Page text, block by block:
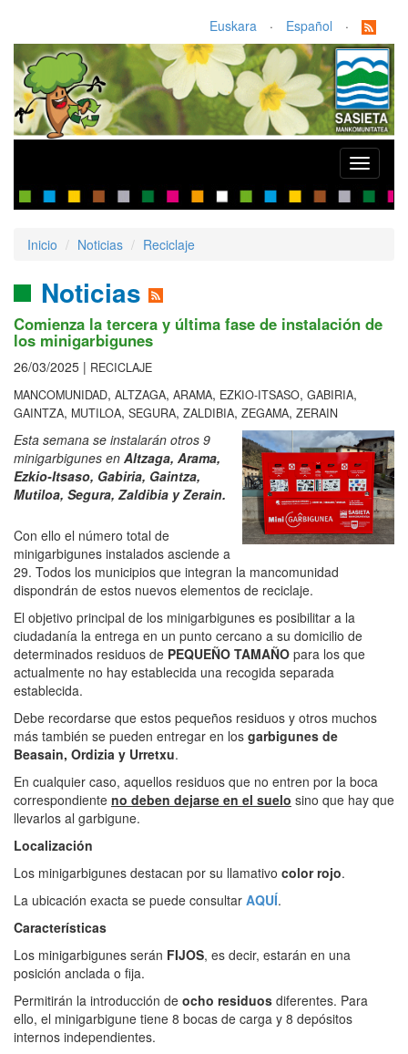
Euskara · Español ·
Toggle
Inicio Noticias Reciclaje
Noticias
Comienza la tercera y última fase de instalación de
los minigarbigunes
26/03/2025 | RECICLAJE
MANCOMUNIDAD, ALTZAGA, ARAMA, EZKIO-ITSASO, GABIRIA,
GAINTZA, MUTILOA, SEGURA, ZALDIBIA, ZEGAMA, ZERAIN
Esta semana se instalarán otros 9
minigarbigunes en Altzaga, Arama,
Ezkio-Itsaso, Gabiria, Gaintza,
Mutiloa, Segura, Zaldibia y Zerain.
Con ello el número total de
minigarbigunes instalados asciende a
29. Todos los municipios que integran la mancomunidad
dispondrán de estos nuevos elementos de reciclaje.
El objetivo principal de los minigarbigunes es posibilitar a la
ciudadanía la entrega en un punto cercano a su domicilio de
determinados residuos de PEQUEÑO TAMAÑO para los que
actualmente no hay establecida una recogida separada
establecida.
Debe recordarse que estos pequeños residuos y otros muchos
más también se pueden entregar en los garbigunes de
Beasain, Ordizia y Urretxu.
En cualquier caso, aquellos residuos que no entren por la boca
correspondiente no deben dejarse en el suelo sino que hay que
llevarlos al garbigune.
Localización
Los minigarbigunes destacan por su llamativo color rojo.
La ubicación exacta se puede consultar AQUÍ.
Características
Los minigarbigunes serán FIJOS, es decir, estarán en una
posición anclada o fija.
Permitirán la introducción de ocho residuos diferentes. Para
ello, el minigarbigune tiene 8 bocas de carga y 8 depósitos
internos independientes.